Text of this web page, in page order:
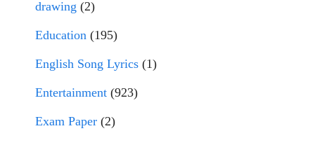
drawing (2)
Education (195)
English Song Lyrics (1)
Entertainment (923)
Exam Paper (2)